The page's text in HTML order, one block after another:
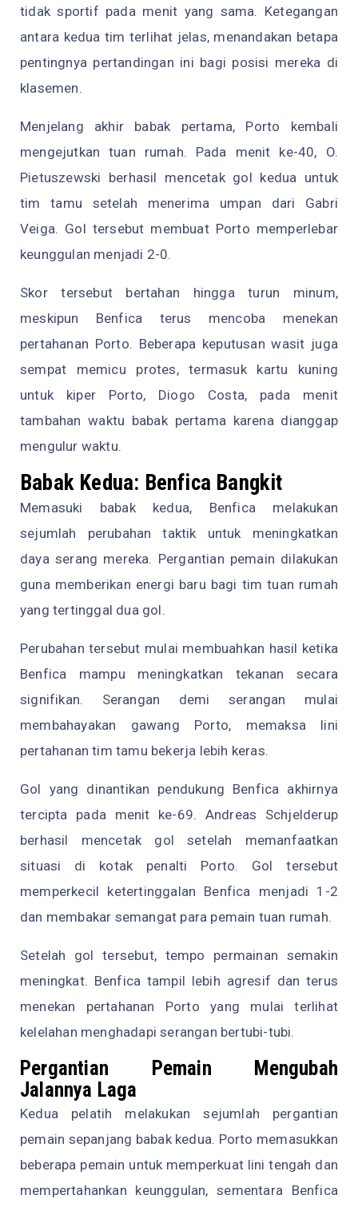
tidak sportif pada menit yang sama. Ketegangan
antara kedua tim terlihat jelas, menandakan betapa
pentingnya pertandingan ini bagi posisi mereka di
klasemen.
Menjelang akhir babak pertama, Porto kembali
mengejutkan tuan rumah. Pada menit ke-40, O.
Pietuszewski berhasil mencetak gol kedua untuk
tim tamu setelah menerima umpan dari Gabri
Veiga. Gol tersebut membuat Porto memperlebar
keunggulan menjadi 2-0.
Skor tersebut bertahan hingga turun minum,
meskipun Benfica terus mencoba menekan
pertahanan Porto. Beberapa keputusan wasit juga
sempat memicu protes, termasuk kartu kuning
untuk kiper Porto, Diogo Costa, pada menit
tambahan waktu babak pertama karena dianggap
mengulur waktu.
Babak Kedua: Benfica Bangkit
Memasuki babak kedua, Benfica melakukan
sejumlah perubahan taktik untuk meningkatkan
daya serang mereka. Pergantian pemain dilakukan
guna memberikan energi baru bagi tim tuan rumah
yang tertinggal dua gol.
Perubahan tersebut mulai membuahkan hasil ketika
Benfica mampu meningkatkan tekanan secara
signifikan. Serangan demi serangan mulai
membahayakan gawang Porto, memaksa lini
pertahanan tim tamu bekerja lebih keras.
Gol yang dinantikan pendukung Benfica akhirnya
tercipta pada menit ke-69. Andreas Schjelderup
berhasil mencetak gol setelah memanfaatkan
situasi di kotak penalti Porto. Gol tersebut
memperkecil ketertinggalan Benfica menjadi 1-2
dan membakar semangat para pemain tuan rumah.
Setelah gol tersebut, tempo permainan semakin
meningkat. Benfica tampil lebih agresif dan terus
menekan pertahanan Porto yang mulai terlihat
kelelahan menghadapi serangan bertubi-tubi.
Pergantian Pemain Mengubah
Jalannya Laga
Kedua pelatih melakukan sejumlah pergantian
pemain sepanjang babak kedua. Porto memasukkan
beberapa pemain untuk memperkuat lini tengah dan
mempertahankan keunggulan, sementara Benfica